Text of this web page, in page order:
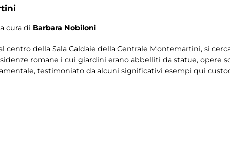
a cura di Barbara Nobiloni
centro della Sala Caldaie della Centrale Montemartini, si
romane i cui giardini erano abbelliti da statue, opere
testimoniato da alcuni significativi esempi qui